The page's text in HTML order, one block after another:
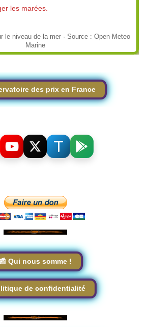
les marées.
le niveau de la mer · Source : Open-Meteo
Marine
des prix en France
📰 Qui nous somme !
de confidentialité